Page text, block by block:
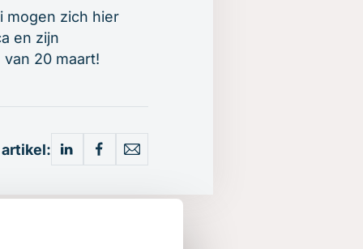
mogen zich hier
en zijn
20 maart!